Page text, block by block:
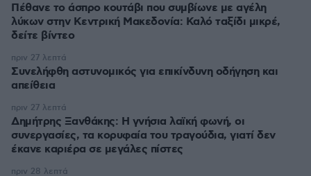
Πέθανε το άσπρο κουτάβι που συμβίωνε με αγέλη
λύκων στην Κεντρική Μακεδονία: Καλό ταξίδι μικρέ,
δείτε βίντεο
Συνελήφθη αστυνομικός για επικίνδυνη οδήγηση και
απείθεια
πριν 27 λεπτά
Δημήτρης Ξανθάκης: Η γνήσια λαϊκή φωνή, οι
συνεργασίες, τα κορυφαία του τραγούδια, γιατί δεν
έκανε καριέρα σε μεγάλες πίστες
πριν 27 λεπτά
πριν 28 λεπτά